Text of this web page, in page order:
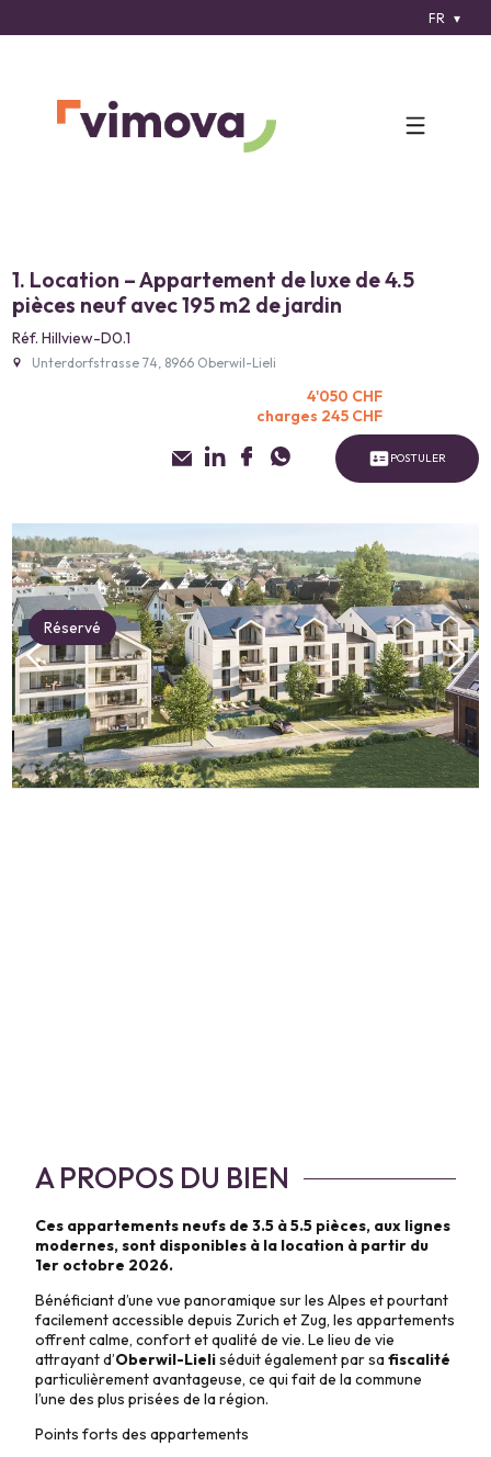
FR
1. Location – Appartement de luxe de 4.5
pièces neuf avec 195 m2 de jardin
Réf. Hillview-D0.1
Unterdorfstrasse 74, 8966 Oberwil-Lieli
4'050 CHF
charges 245 CHF
POSTULER
Réservé
A PROPOS DU BIEN
Ces appartements neufs de 3.5 à 5.5 pièces, aux lignes
modernes, sont disponibles à la location à partir du
1er octobre 2026.
Bénéficiant d’une vue panoramique sur les Alpes et pourtant
facilement accessible depuis Zurich et Zug, les appartements
offrent calme, confort et qualité de vie. Le lieu de vie
attrayant d’Oberwil-Lieliséduit également par safiscalité
particulièrement avantageuse, ce qui fait de la commune
l’une des plus prisées de la région.
Points forts des appartements